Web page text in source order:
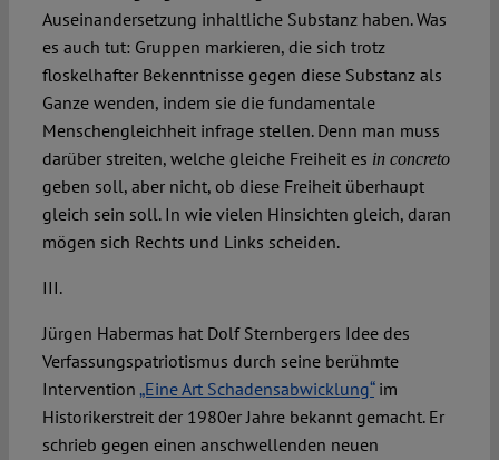
Auseinandersetzung inhaltliche Substanz haben. Was
es auch tut: Gruppen markieren, die sich trotz
floskelhafter Bekenntnisse gegen diese Substanz als
Ganze wenden, indem sie die fundamentale
Menschengleichheit infrage stellen. Denn man muss
darüber streiten, welche gleiche Freiheit es in concreto
geben soll, aber nicht, ob diese Freiheit überhaupt
gleich sein soll. In wie vielen Hinsichten gleich, daran
mögen sich Rechts und Links scheiden.
III.
Jürgen Habermas hat Dolf Sternbergers Idee des
Verfassungspatriotismus durch seine berühmte
Intervention „Eine Art Schadensabwicklung“im
Historikerstreit der 1980er Jahre bekannt gemacht. Er
schrieb gegen einen anschwellenden neuen